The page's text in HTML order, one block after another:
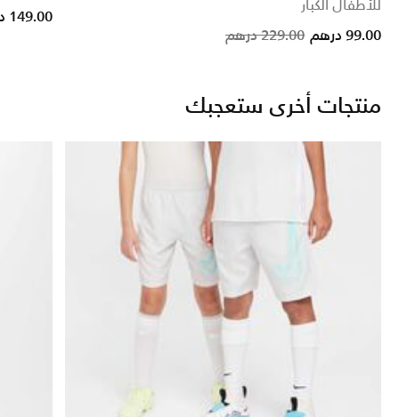
للأطفال الكبار
Price reduced from229.00 درهم 99.00 درهم
149.00 درهم
منتجات أخرى ستعجبك